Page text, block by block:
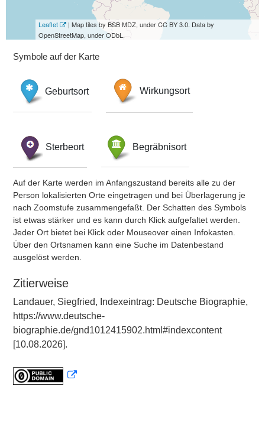
Leaflet
| Map tiles by BSB MDZ, under CC BY 3.0. Data by
OpenStreetMap, under ODbL.
Symbole auf der Karte
Geburtsort Wirkungsort
Sterbeort Begräbnisort
Auf der Karte werden im Anfangszustand bereits alle zu der
Person lokalisierten Orte eingetragen und bei Überlagerung je
nach Zoomstufe zusammengefaßt. Der Schatten des Symbols
ist etwas stärker und es kann durch Klick aufgefaltet werden.
Jeder Ort bietet bei Klick oder Mouseover einen Infokasten.
Über den Ortsnamen kann eine Suche im Datenbestand
ausgelöst werden.
Zitierweise
Landauer, Siegfried, Indexeintrag: Deutsche Biographie,
https://www.deutsche-
biographie.de/gnd1012415902.html#indexcontent
[10.08.2026].